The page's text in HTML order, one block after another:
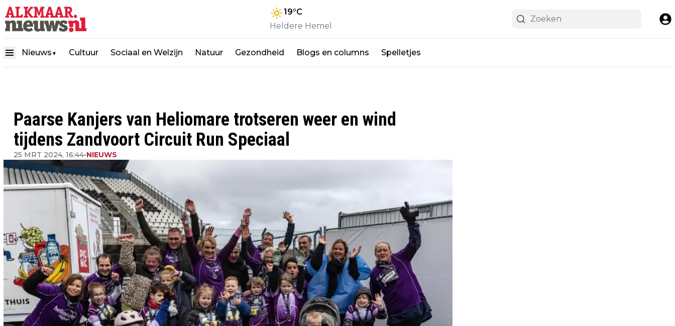
19°C
Heldere Hemel
Nieuws ▼ Cultuur Sociaal en Welzijn Natuur Gezondheid Blogs en columns Spelletjes
Paarse Kanjers van Heliomare trotseren weer en wind
tijdens Zandvoort Circuit Run Speciaal
25 MRT 2024, 16:44•NIEUWS